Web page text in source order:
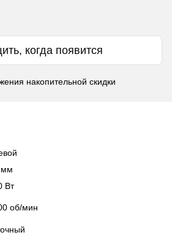
когда появится
накопительной скидки
мм
Вт
об/мин